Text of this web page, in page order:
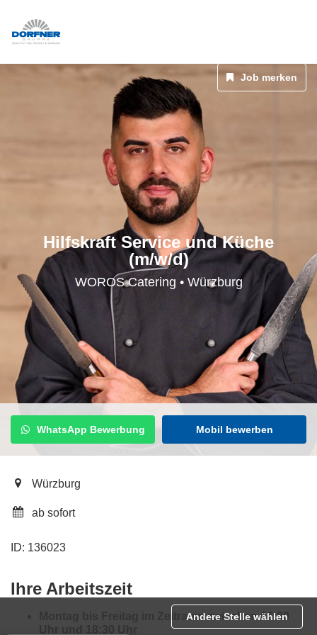
Hilfskraft Service und Küche
(m/w/d)
WOROS Catering • Würzburg
Job merken
WhatsApp Bewerbung Mobil bewerben
Würzburg
ab sofort
ID: 136023
Ihre Arbeitszeit
Montag bis Freitag im Zeitraum zwischen 06:00
Andere Stelle wählen